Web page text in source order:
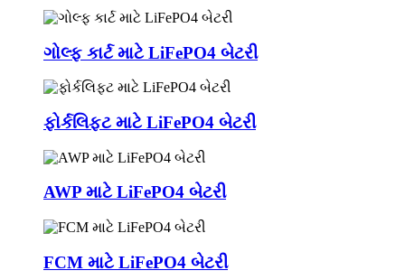
ગોલ્ફ કાર્ટ માટે LiFePO4 બેટરી
ફોર્કલિફ્ટ માટે LiFePO4 બેટરી
AWP માટે LiFePO4 બેટરી
FCM માટે LiFePO4 બેટરી